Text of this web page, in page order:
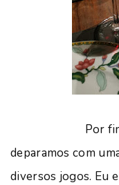
Por fim,
deparamos com
diversos jogos. Eu